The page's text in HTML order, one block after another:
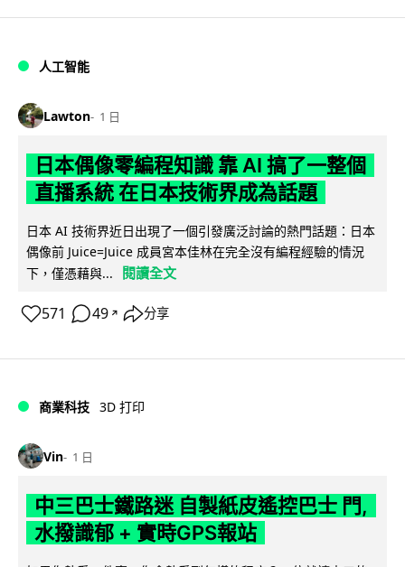
人工智能
Lawton 1 日
日本偶像零編程知識 靠 AI 搞了一整個
直播系統 在日本技術界成為話題
日本 AI 技術界近日出現了一個引發廣泛討論的熱門話題：日本
偶像前 Juice=Juice 成員宮本佳林在完全沒有編程經驗的情況
下，僅憑藉與...
閱讀全文
571 49 ↗ 分享
商業科技 3D 打印
Vin 1 日
中三巴士鐵路迷 自製紙皮遙控巴士 門,
水撥識郁 + 實時GPS報站